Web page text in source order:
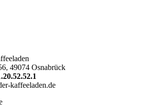
49074 Osnabrück
kaffeeladen.de